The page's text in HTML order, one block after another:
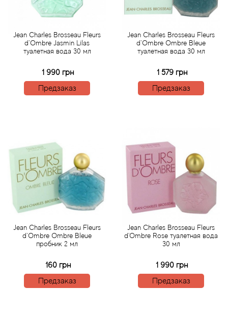
Jean Charles Brosseau Fleurs
d`Ombre Jasmin Lilas
туалетная вода 30 мл
1 990 грн
Предзаказ
Jean Charles Brosseau Fleurs
d`Ombre Ombre Bleue
туалетная вода 30 мл
1 579 грн
Предзаказ
Jean Charles Brosseau Fleurs
d`Ombre Ombre Bleue
пробник 2 мл
160 грн
Предзаказ
Jean Charles Brosseau Fleurs
d'Ombre Rose туалетная вода
30 мл
1 990 грн
Предзаказ
Acqua di Sardegna
Affinessence
Afnan
Agatha Ruiz de la Prada
Agent Provocateur
Aigner